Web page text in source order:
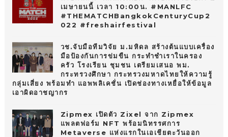
เมษายนนี้ เวลา 10:00น. #MANLFC
#THEMATCHBangkokCenturyCup2
022 #freshairfestival
วช.จับมือทีมวิจัย ม.มหิดล สร้างต้นแบบเครื่อง
มือป้องกันการข่มขืน กระทำชำเราในครอง
ครัว โรงเรียน ชุมชน เตรียมเสนอ พม.
กระทรวงศึกษา กระทรวงมหาดไทยให้ความรู้
กลุ่มเสี่ยง พร้อมทำ แอพพลิเคชั่น เปิดช่องทางเหยื่อให้ข้อมูล
เอาผิดอาชญากร
Zipmex เปิดตัว Zixel จาก Zipmex
แพลตฟอร์ม NFT พร้อมนิทรรศการ
Metaverse แห่งแรกในเอเชียตะวันออก